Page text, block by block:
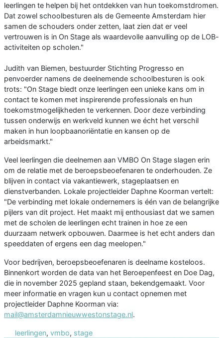
leerlingen te helpen bij het ontdekken van hun toekomstdromen.
Dat zowel schoolbesturen als de Gemeente Amsterdam hier
samen de schouders onder zetten, laat zien dat er veel
vertrouwen is in On Stage als waardevolle aanvulling op de LOB-
activiteiten op scholen."
Judith van Biemen, bestuurder Stichting Progresso en
penvoerder namens de deelnemende schoolbesturen is ook
trots: "On Stage biedt onze leerlingen een unieke kans om in
contact te komen met inspirerende professionals en hun
toekomstmogelijkheden te verkennen. Door deze verbinding
tussen onderwijs en werkveld kunnen we écht het verschil
maken in hun loopbaanoriëntatie en kansen op de
arbeidsmarkt."
Veel leerlingen die deelnemen aan VMBO On Stage slagen erin
om de relatie met de beroepsbeoefenaren te onderhouden. Ze
blijven in contact via vakantiewerk, stageplaatsen en
dienstverbanden. Lokale projectleider Daphne Koorman vertelt:
"De verbinding met lokale ondernemers is één van de belangrijke
pijlers van dit project. Het maakt mij enthousiast dat we samen
met de scholen de leerlingen echt trainen in hoe ze een
duurzaam netwerk opbouwen. Daarmee is het echt anders dan
speeddaten of ergens een dag meelopen."
Voor bedrijven, beroepsbeoefenaren is deelname kosteloos.
Binnenkort worden de data van het Beroepenfeest en Doe Dag,
die in november 2025 gepland staan, bekendgemaakt. Voor
meer informatie en vragen kun u contact opnemen met
projectleider Daphne Koorman via:
mail@amsterdamnieuwwestonstage.nl.
leerlingen, vmbo, stage